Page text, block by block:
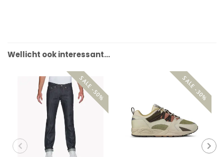
Wellicht ook interessant…
SALE -50% SALE -30%